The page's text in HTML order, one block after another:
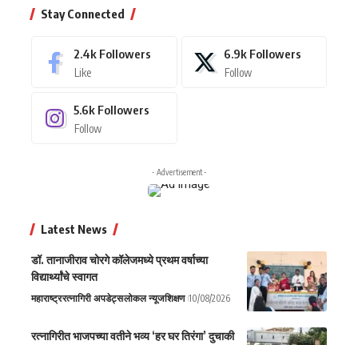
Stay Connected
2.4k Followers
Like
6.9k Followers
Follow
5.6k Followers
Follow
- Advertisement -
Latest News
डॉ. तानाजीराव चोरगे कॉलेजमध्ये प्रथम वर्षाच्या
विद्यार्थ्यांचे स्वागत
महाराष्ट्ररत्नागिरी अपडेट्सलोकल न्यूजशिक्षण 10/08/2026
रत्नागिरीत भाजपच्या वतीने भव्य ‘हर घर तिरंगा’ दुचाकी